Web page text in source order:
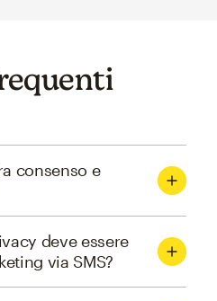
consenso e
deve essere
via SMS?